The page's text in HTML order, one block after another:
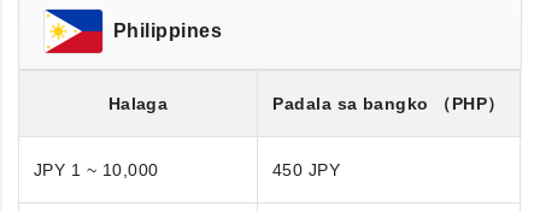
Philippines
Halaga Padala sa bangko （PHP）
JPY 1 ~ 10,000 450 JPY